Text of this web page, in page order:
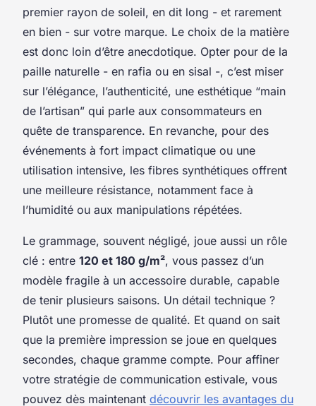
premier rayon de soleil, en dit long - et rarement
en bien - sur votre marque. Le choix de la matière
est donc loin d’être anecdotique. Opter pour de la
paille naturelle - en rafia ou en sisal -, c’est miser
sur l’élégance, l’authenticité, une esthétique “main
de l’artisan” qui parle aux consommateurs en
quête de transparence. En revanche, pour des
événements à fort impact climatique ou une
utilisation intensive, les fibres synthétiques offrent
une meilleure résistance, notamment face à
l’humidité ou aux manipulations répétées.
Le grammage, souvent négligé, joue aussi un rôle
clé : entre 120 et 180 g/m², vous passez d’un
modèle fragile à un accessoire durable, capable
de tenir plusieurs saisons. Un détail technique ?
Plutôt une promesse de qualité. Et quand on sait
que la première impression se joue en quelques
secondes, chaque gramme compte. Pour affiner
votre stratégie de communication estivale, vous
pouvez dès maintenant découvrir les avantages du